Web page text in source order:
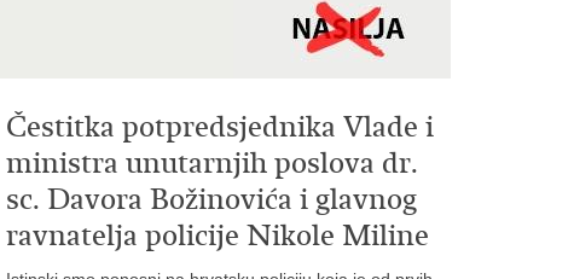
Čestitka potpredsjednika Vlade i
ministra unutarnjih poslova dr.
sc. Davora Božinovića i glavnog
ravnatelja policije Nikole Miline